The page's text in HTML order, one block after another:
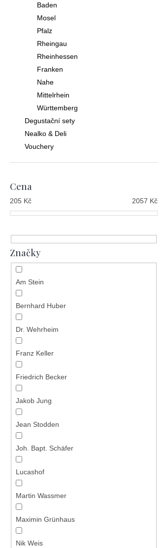
Baden
Mosel
Pfalz
Rheingau
Rheinhessen
Franken
Nahe
Mittelrhein
Württemberg
Degustační sety
Nealko & Deli
Vouchery
Cena
205 Kč 2057 Kč
Značky
Am Stein
Bernhard Huber
Dr. Wehrheim
Franz Keller
Friedrich Becker
Jakob Jung
Jean Stodden
Joh. Bapt. Schäfer
Lucashof
Martin Wassmer
Maximin Grünhaus
Nik Weis